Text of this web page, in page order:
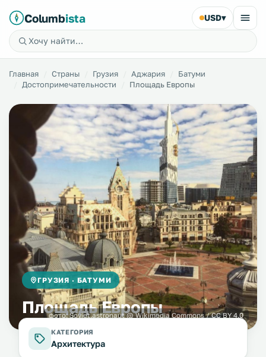
Columbista USD▾
Главная Страны Грузия Аджария
Батуми
Достопримечательности
Площадь Европы
ГРУЗИЯ · БАТУМИ
Площадь Европы
фото: Soviet.astronaut@ Wikimedia Commons /CC BY 4.0
КАТЕГОРИЯ
Архитектура